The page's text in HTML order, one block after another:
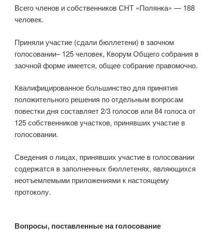
Всего членов и собственников СНТ «Полянка» — 188
человек.
Приняли участие (сдали бюллетени) в заочном
голосовании– 125 человек, Кворум Общего собрания в
заочной форме имеется, общее собрание правомочно.
Квалифицированное большинство для принятия
положительного решения по отдельным вопросам
повестки дня составляет 2/3 голосов или 84 голоса от
125 собственников участков, принявших участие в
голосовании.
Сведения о лицах, принявших участие в голосовании
содержатся в заполненных бюллетенях, являющихся
неотъемлемыми приложениями к настоящему
протоколу.
Вопросы, поставленные на голосование